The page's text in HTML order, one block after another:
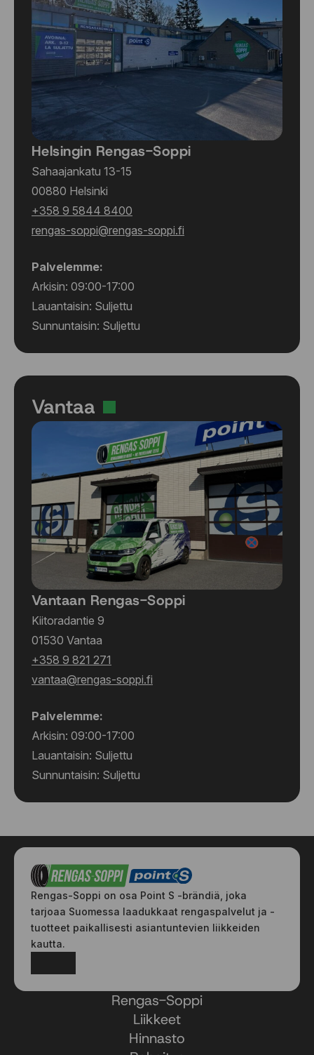
Helsingin Rengas-Soppi
Sahaajankatu 13-15
00880 Helsinki
+358 9 5844 8400
rengas-soppi@rengas-soppi.fi
Palvelemme:
Arkisin: 09:00-17:00
Lauantaisin: Suljettu
Sunnuntaisin: Suljettu
Vantaa
Vantaan Rengas-Soppi
Kiitoradantie 9
01530 Vantaa
+358 9 821 271
vantaa@rengas-soppi.fi
Palvelemme:
Arkisin: 09:00-17:00
Lauantaisin: Suljettu
Sunnuntaisin: Suljettu
Rengas-Soppi on osa Point S -brändiä, joka
tarjoaa Suomessa laadukkaat rengaspalvelut ja -
tuotteet paikallisesti asiantuntevien liikkeiden
kautta.
Rengas-Soppi
Liikkeet
Hinnasto